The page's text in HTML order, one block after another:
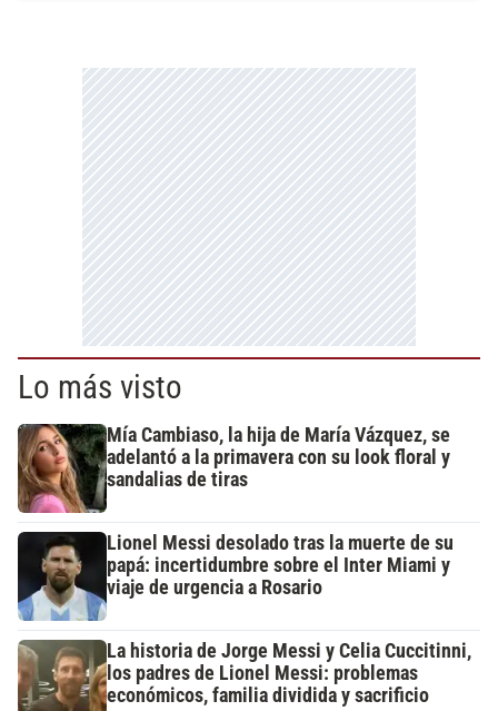
Lo más visto
Mía Cambiaso, la hija de María Vázquez, se
adelantó a la primavera con su look floral y
sandalias de tiras
Lionel Messi desolado tras la muerte de su
papá: incertidumbre sobre el Inter Miami y
viaje de urgencia a Rosario
La historia de Jorge Messi y Celia Cuccitinni,
los padres de Lionel Messi: problemas
económicos, familia dividida y sacrificio